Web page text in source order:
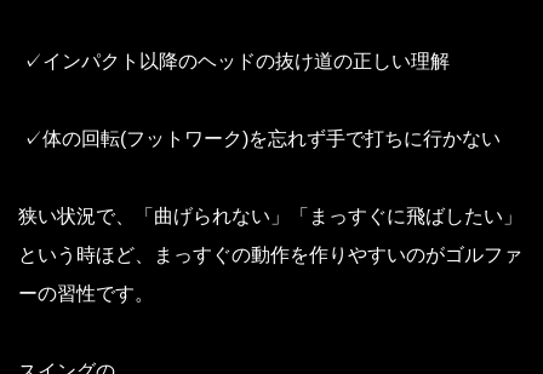
✓インパクト以降のヘッドの抜け道の正しい理解
✓体の回転(フットワーク)を忘れず手で打ちに行かない
狭い状況で、「曲げられない」「まっすぐに飛ばしたい」
という時ほど、まっすぐの動作を作りやすいのがゴルファ
ーの習性です。